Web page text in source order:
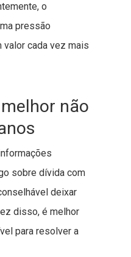
o
pressão
valor cada vez mais
não
sobre dívida com
deixar
disso, é melhor
para resolver a